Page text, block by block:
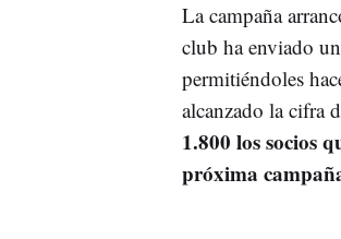
La campaña
club ha enviado
permitiéndoles
alcanzado la cifra
1.800 los socios
próxima